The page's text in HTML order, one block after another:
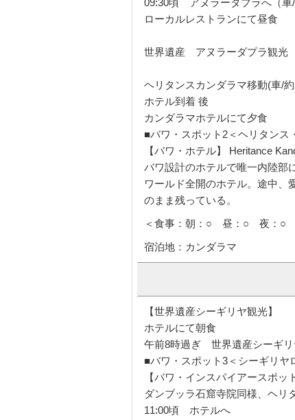
09:30頃 アヌラーダプラへ（車/
ローカルレストランにて昼食
世界遺産 アヌラーダプラ観光
ヘリタンスカンダラマ移動(車/約
ホテル到着 後
カンダラマホテルにて夕食
■バワ・スポット2＜ヘリタンス
【バワ・ホテル】 Heritance
バワ設計のホテルで唯一内陸部
ワールド全開のホテル。途中、
のまま残っている。
＜食事：朝：○ 昼：○ 夜：○
宿泊地：カンダラマ
【世界遺産シーギリヤ観光】
ホテルにて朝食
午前8時過ぎ 世界遺産シーギリ
■バワ・スポット3＜シーギリヤ
【バワ・インスパイアースポ
ダンブッラ石窟寺院同様、ヘリ
11:00頃 ホテルへ